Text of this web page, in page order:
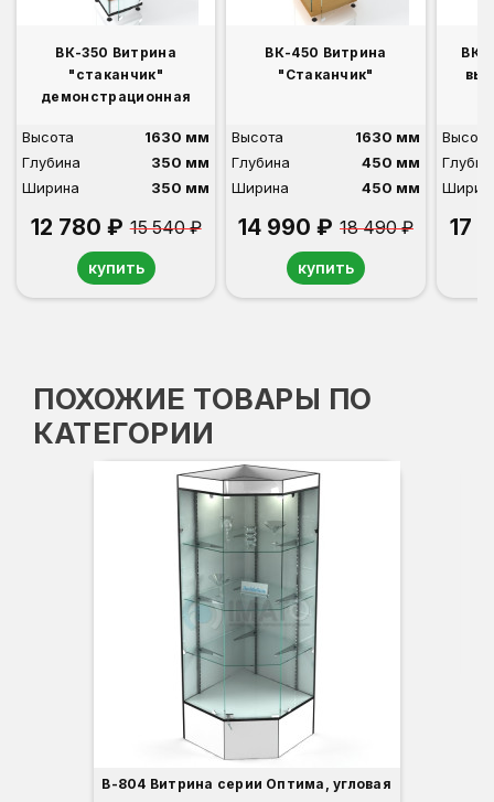
ВК-350 Витрина
"стаканчик"
демонстрационная
Высота
1630 мм
Глубина
350 мм
Ширина
350 мм
12 780 ₽ 15 540 ₽
купить
ВК-450 Витрина
"Стаканчик"
Высота
1630 мм
Глубина
450 мм
Ширина
450 мм
14 990 ₽ 18 490 ₽
купить
ВК-
Высота
17
ПОХОЖИЕ ТОВАРЫ ПО
КАТЕГОРИИ
В-804 Витрина серии Оптима, угловая